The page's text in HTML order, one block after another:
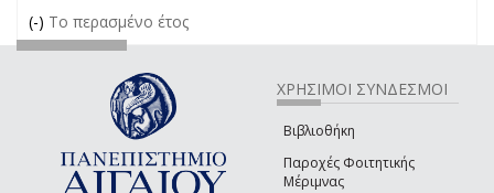
(-) Remove Το περασμένο έτος filter
Το περασμένο έτος
ΧΡΗΣΙΜΟΙ ΣΥΝΔΕΣΜΟΙ
Βιβλιοθήκη
Παροχές Φοιτητικής
Μέριμνας